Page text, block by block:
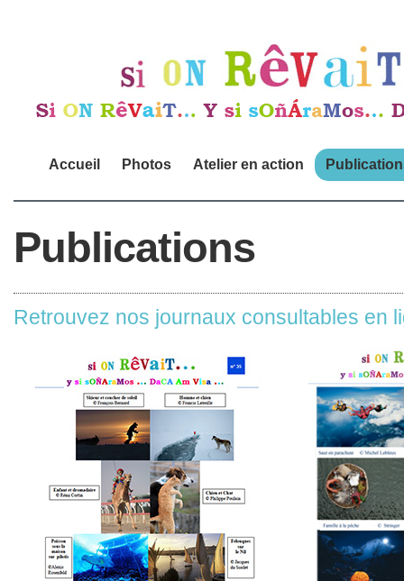
Accueil Photos Atelier en action
Publications
Retrouvez nos journaux consultables en